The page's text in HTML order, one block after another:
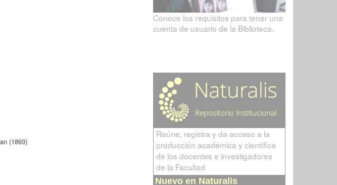
(1893)
Conoce los requisitos para tener una
cuenta de usuario de la Biblioteca.
Reúne, registra y da acceso a la
producción académica y científica
de los docentes e investigadores
de la Facultad
Nuevo en Naturalis